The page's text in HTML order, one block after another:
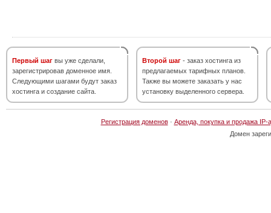
Первый шаг вы уже сделали,
зарегистрировав доменное имя.
Следующими шагами будут заказ
хостинга и создание сайта.
Второй шаг - заказ хостинга из
предлагаемых тарифных планов.
Также вы можете заказать у нас
установку выделенного сервера.
Регистрация доменов· Аренда, покупка и продажа IP-
Домен